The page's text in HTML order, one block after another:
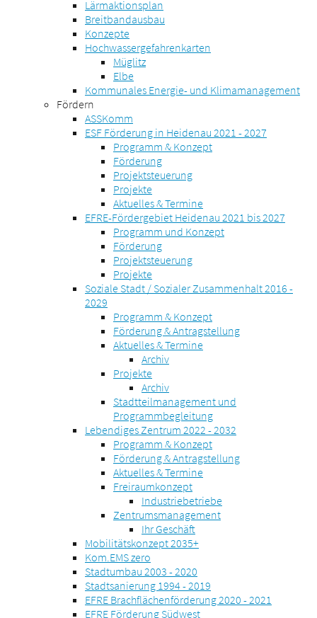
Lärmaktionsplan
Breitbandausbau
Konzepte
Hochwassergefahrenkarten
Müglitz
Elbe
Kommunales Energie- und Klimamanagement
Fördern
ASSKomm
ESF Förderung in Heidenau 2021 - 2027
Programm & Konzept
Förderung
Projektsteuerung
Projekte
Aktuelles & Termine
EFRE-Fördergebiet Heidenau 2021 bis 2027
Programm und Konzept
Förderung
Projektsteuerung
Projekte
Soziale Stadt / Sozialer Zusammenhalt 2016 -
2029
Programm & Konzept
Förderung & Antragstellung
Aktuelles & Termine
Archiv
Projekte
Archiv
Stadtteilmanagement und
Programmbegleitung
Lebendiges Zentrum 2022 - 2032
Programm & Konzept
Förderung & Antragstellung
Aktuelles & Termine
Freiraumkonzept
Industriebetriebe
Zentrumsmanagement
Ihr Geschäft
Mobilitätskonzept 2035+
Kom.EMS zero
Stadtumbau 2003 - 2020
Stadtsanierung 1994 - 2019
EFRE Brachflächenförderung 2020 - 2021
EFRE Förderung Südwest